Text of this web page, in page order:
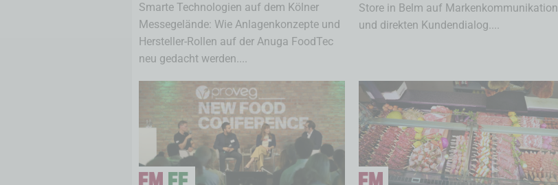
Smarte Technologien auf dem Kölner
Messegelände: Wie Anlagenkonzepte und
Hersteller-Rollen auf der Anuga FoodTec
neu gedacht werden....
Store in Belm auf Markenkommunikation
und direkten Kundendialog....